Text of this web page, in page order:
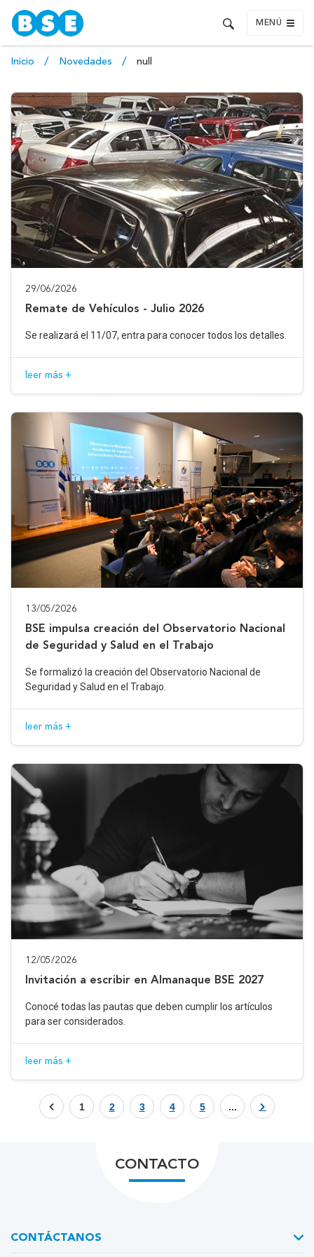
MENÚ
Inicio Novedades null
29/06/2026
Remate de Vehículos - Julio 2026
Se realizará el 11/07, entra para conocer todos los detalles.
leer más +
13/05/2026
BSE impulsa creación del Observatorio Nacional
de Seguridad y Salud en el Trabajo
Se formalizó la creación del Observatorio Nacional de
Seguridad y Salud en el Trabajo.
leer más +
12/05/2026
Invitación a escribir en Almanaque BSE 2027
Conocé todas las pautas que deben cumplir los artículos
para ser considerados.
leer más +
1 2 3 4 5 ...
CONTACTO
CONTÁCTANOS